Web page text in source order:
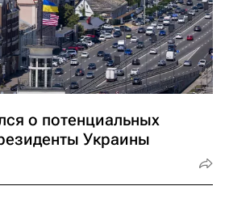
о потенциальных
Украины